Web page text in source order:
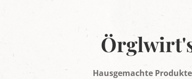
Hausgemachte